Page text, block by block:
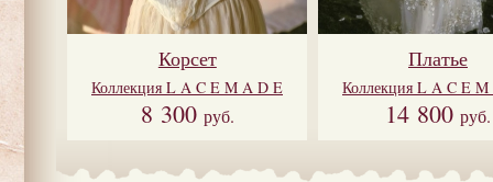
E
Корсет
Коллекция L A C E M A D E
8 300 руб.
Платье
Коллекция L A C E M
14 800 руб.